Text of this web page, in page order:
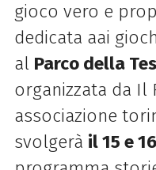
gioco vero e
dedicata aai
al Parco della
organizzata da Il
associazione
svolgerà il 15 e